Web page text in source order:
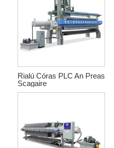
Rialú Córas PLC An Preas
Scagaire